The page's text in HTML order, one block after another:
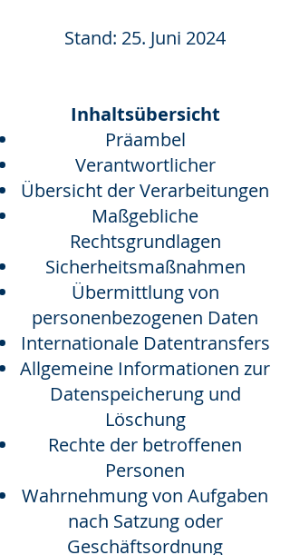
Stand: 25. Juni 2024
Inhaltsübersicht
Präambel
Verantwortlicher
Übersicht der Verarbeitungen
Maßgebliche
Rechtsgrundlagen
Sicherheitsmaßnahmen
Übermittlung von
personenbezogenen Daten
Internationale Datentransfers
Allgemeine Informationen zur
Datenspeicherung und
Löschung
Rechte der betroffenen
Personen
Wahrnehmung von Aufgaben
nach Satzung oder
Geschäftsordnung